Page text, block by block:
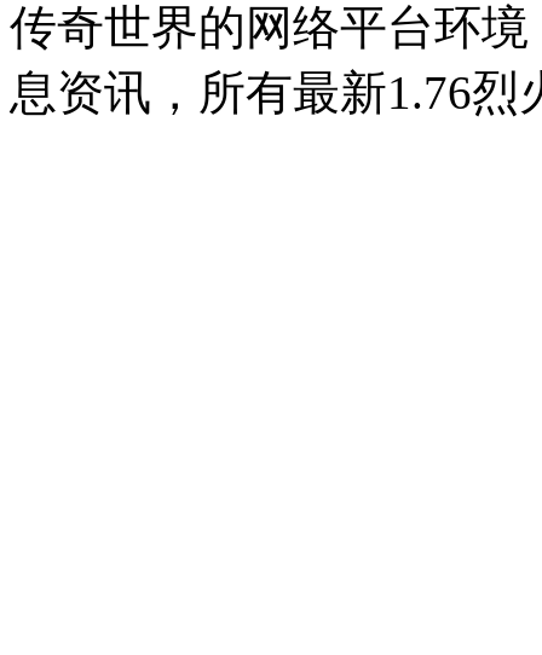
传奇世界的网络平台环
息资讯，所有最新1.76